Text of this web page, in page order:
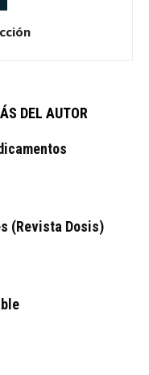
DEL AUTOR
(Revista Dosis)